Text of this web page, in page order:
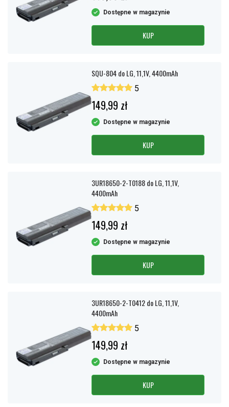
Dostępne w magazynie
KUP
SQU-804 do LG, 11,1V, 4400mAh
5
149,99 zł
Dostępne w magazynie
KUP
3UR18650-2-T0188 do LG, 11,1V,
4400mAh
5
149,99 zł
Dostępne w magazynie
KUP
3UR18650-2-T0412 do LG, 11,1V,
4400mAh
5
149,99 zł
Dostępne w magazynie
KUP